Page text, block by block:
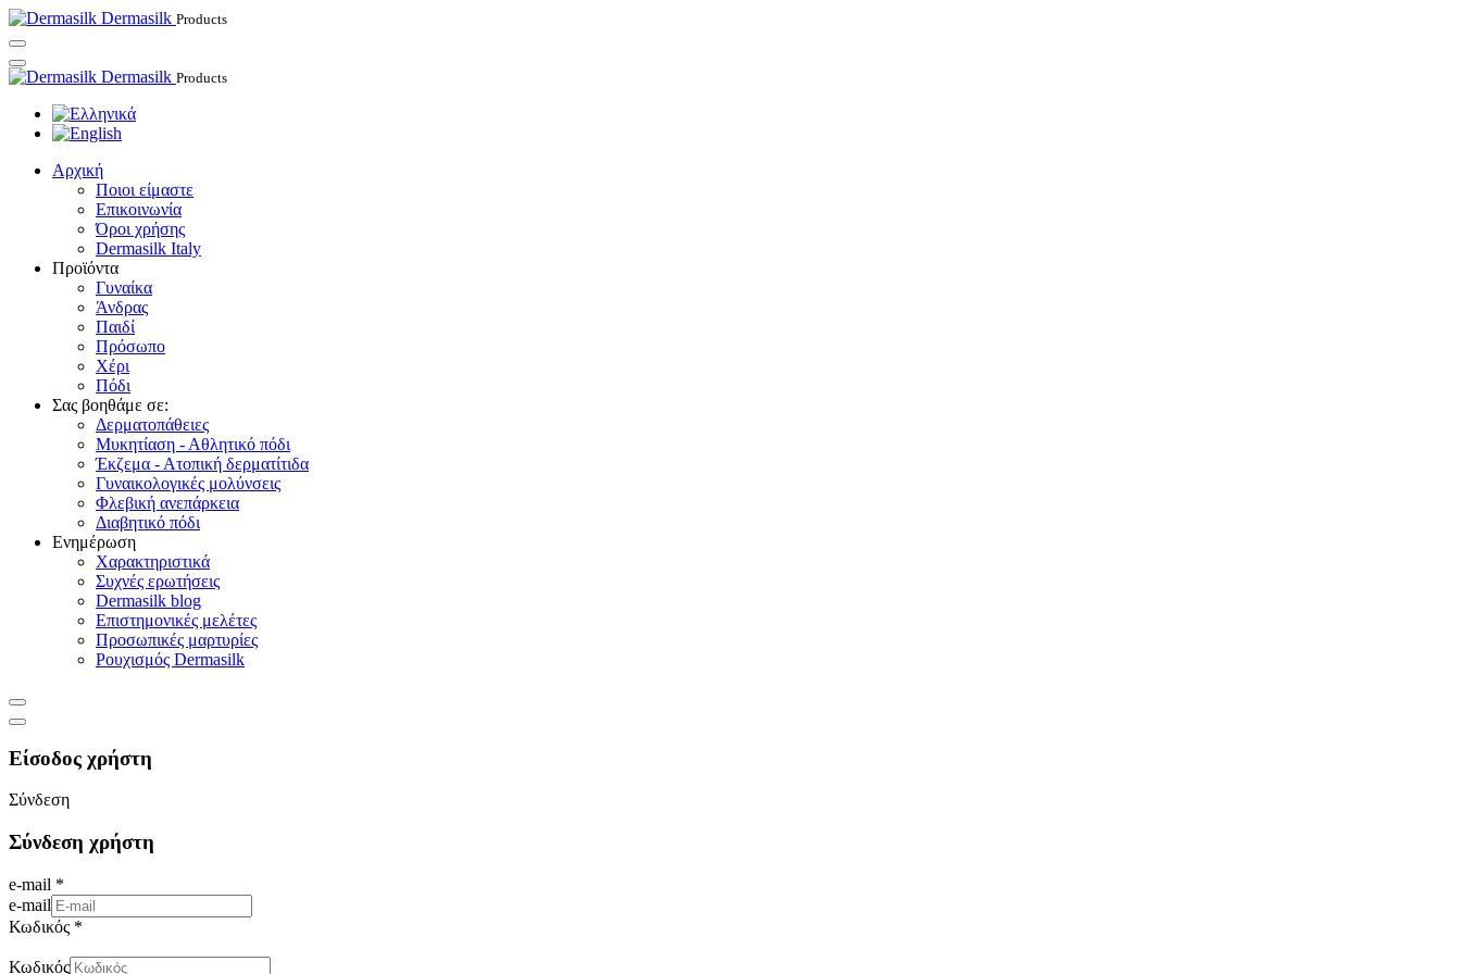
Dermasilk Products
Dermasilk Products
Αρχική
Ποιοι είμαστε
Επικοινωνία
Όροι χρήσης
Dermasilk Italy
Προϊόντα
Γυναίκα
Άνδρας
Παιδί
Πρόσωπο
Χέρι
Πόδι
Σας βοηθάμε σε:
Δερματοπάθειες
Μυκητίαση - Αθλητικό πόδι
Έκζεμα - Ατοπική δερματίτιδα
Γυναικολογικές μολύνσεις
Φλεβική ανεπάρκεια
Διαβητικό πόδι
Ενημέρωση
Χαρακτηριστικά
Συχνές ερωτήσεις
Dermasilk blog
Επιστημονικές μελέτες
Προσωπικές μαρτυρίες
Ρουχισμός Dermasilk
Είσοδος χρήστη
Σύνδεση
Σύνδεση χρήστη
e-mail *
e-mail
Κωδικός *
Κωδικός